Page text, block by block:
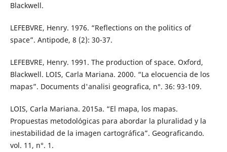
Blackwell.
LEFEBVRE, Henry. 1976. “Reflections on the politics of
space”. Antipode, 8 (2): 30-37.
LEFEBVRE, Henry. 1991. The production of space. Oxford,
Blackwell. LOIS, Carla Mariana. 2000. “La elocuencia de los
mapas”. Documents d'analisi geografica, n°. 36: 93-109.
LOIS, Carla Mariana. 2015a. “El mapa, los mapas.
Propuestas metodológicas para abordar la pluralidad y la
inestabilidad de la imagen cartográfica”. Geograficando.
vol. 11, n°. 1.